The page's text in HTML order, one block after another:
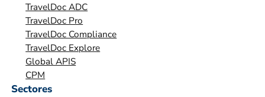
TravelDoc ADC
TravelDoc Pro
TravelDoc Compliance
TravelDoc Explore
Global APIS
CPM
Sectores